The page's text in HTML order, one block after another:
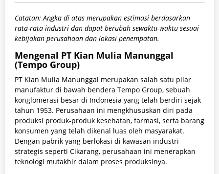
Catatan: Angka di atas merupakan estimasi berdasarkan
rata-rata industri dan dapat berubah sewaktu-waktu sesuai
kebijakan perusahaan dan lokasi penempatan.
Mengenal PT Kian Mulia Manunggal
(Tempo Group)
PT Kian Mulia Manunggal merupakan salah satu pilar
manufaktur di bawah bendera Tempo Group, sebuah
konglomerasi besar di Indonesia yang telah berdiri sejak
tahun 1953. Perusahaan ini mengkhususkan diri pada
produksi produk-produk kesehatan, farmasi, serta barang
konsumen yang telah dikenal luas oleh masyarakat.
Dengan pabrik yang berlokasi di kawasan industri
strategis seperti Cikarang, perusahaan ini menerapkan
teknologi mutakhir dalam proses produksinya.